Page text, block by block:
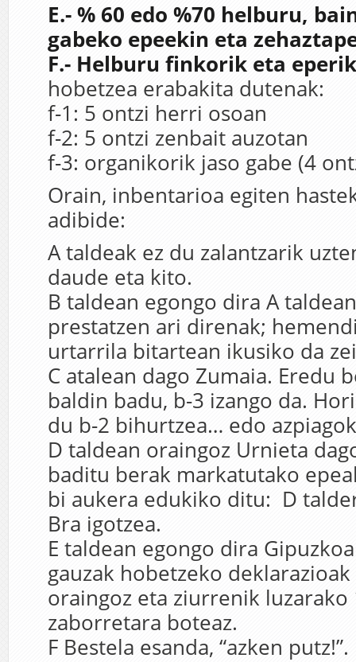
E.- % 60 edo %70 helburu,
gabeko epeekin eta
F.- Helburu finkorik eta
hobetzea erabakita dutenak:
f-1: 5 ontzi herri osoan
f-2: 5 ontzi zenbait auzotan
f-3: organikorik jaso gabe (4
Orain, inbentarioa egiten
adibide:
A taldeak ez du zalantzarik
daude eta kito.
B taldean egongo dira A
prestatzen ari direnak;
urtarrila bitartean ikusiko da
C atalean dago Zumaia. Eredu
baldin badu, b-3 izango da.
du b-2 bihurtzea… edo
D taldean oraingoz Urnieta
baditu berak markatutako
bi aukera edukiko ditu: D
Bra igotzea.
E taldean egongo dira
gauzak hobetzeko
oraingoz eta ziurrenik
zaborretara boteaz.
F Bestela esanda, “azken putz!”.